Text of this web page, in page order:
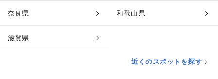
奈良県 和歌山県
滋賀県
近くのスポットを探す